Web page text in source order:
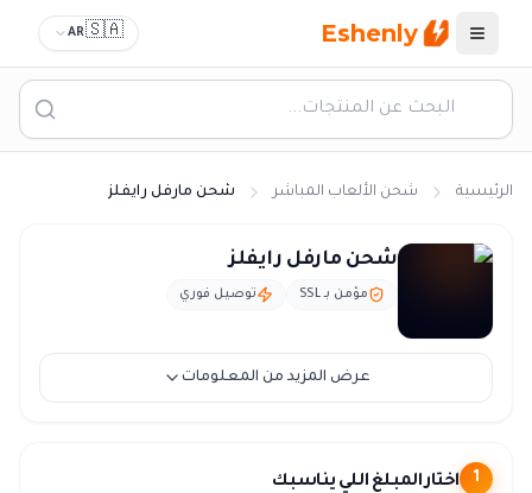
القائمة Eshenly
🇸🇦
AR
الرئيسية شحن الألعاب المباشر شحن مارفل رايفلز
شحن مارفل رايفلز السعودية - نقاط Marvel Rivals بالريال
شحن مارفل رايفلز
مؤمن بـ SSL توصيل فوري
عرض المزيد من المعلومات
1 اختار المبلغ اللي يناسبك